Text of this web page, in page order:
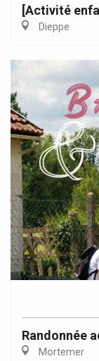
[Activité
Dieppe
Randonnée
Mortemer